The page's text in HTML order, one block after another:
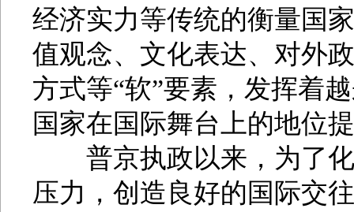
经济实力等传统的衡量国
值观念、文化表达、对外
方式等“软”要素，发挥着
国家在国际舞台上的地位
普京执政以来，为了化
压力，创造良好的国际交